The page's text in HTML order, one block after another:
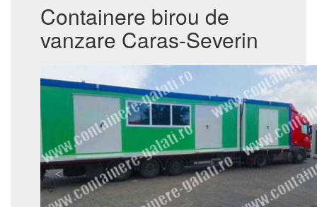
Containere birou de
vanzare Caras-Severin